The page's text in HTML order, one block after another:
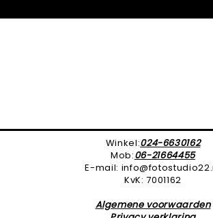
Winkel:024-6630162
Mob:06-21664455
E-mail:
KvK: 7001162
Algemene voorwaarden